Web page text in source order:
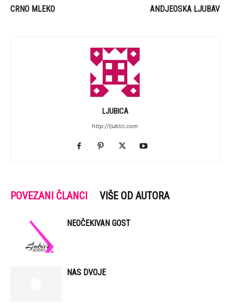
CRNO MLEKO ANDJEOSKA LJUBAV
LJUBICA
http://ljubici.com
POVEZANI ČLANCI VIŠE OD AUTORA
NEOČEKIVAN GOST
NAS DVOJE